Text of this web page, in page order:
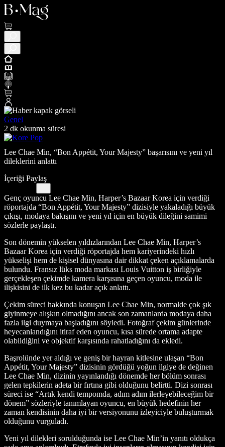
Genel
2 dk okunma süresi
Lee Chae Min, “Bon Appétit, Your Majesty” başarısını ve yeni yıl
dileklerini anlattı
İçeriği Paylaş
Genç oyuncu Lee Chae Min, Harper’s Bazaar Korea için verdiği
röportajda “Bon Appétit, Your Majesty” dizisiyle yakaladığı büyük
çıkışı, modaya bakışını ve yeni yıl için en büyük dileğini samimi
sözlerle paylaştı.
Son dönemin yükselen yıldızlarından Lee Chae Min, Harper’s
Bazaar Korea için verdiği röportajda hem kariyerindeki hızlı
yükselişi hem de kişisel dünyasına dair dikkat çeken açıklamalarda
bulundu. Fransız lüks moda markası Louis Vuitton iş birliğiyle
gerçekleşen çekimde kamera karşısına geçen oyuncu, moda ile
ilişkisini de ilk kez bu kadar açık anlattı.
Çekim süreci hakkında konuşan Lee Chae Min, normalde çok şık
giyinmeye alışkın olmadığını ancak son zamanlarda modaya daha
fazla ilgi duymaya başladığını söyledi. Fotoğraf çekim günlerinde
heyecanlandığını itiraf eden oyuncu, kısa sürede ortama adapte
olabildiğini ve objektif karşısında rahatladığını da ekledi.
Başrolünde yer aldığı ve geniş bir hayran kitlesine ulaşan “Bon
Appétit, Your Majesty” dizisinin gördüğü yoğun ilgiye de değinen
Lee Chae Min, dizinin yayınlandığı dönemde her bölüm sonrası
gelen tepkilerin adeta bir fırtına gibi olduğunu belirtti. Dizi sonrası
süreci ise “Artık kendi tempomda, adım adım ilerleyebileceğim bir
dönem” sözleriyle tanımlayan oyuncu, en büyük hedefinin her
zaman kendisinin daha iyi bir versiyonunu izleyiciyle buluşturmak
olduğunu vurguladı.
Yeni yıl dilekleri sorulduğunda ise Lee Chae Min’in yanıtı oldukça